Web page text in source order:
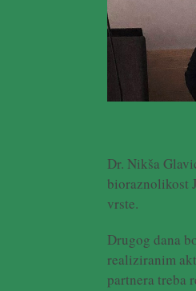
Dr. Nikša
bioraznolikost
vrste.
Drugog dana
realiziranim
partnera treba